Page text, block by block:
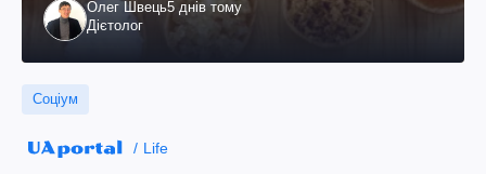
Олег Швець5 днів тому
Дієтолог
Соціум
Life